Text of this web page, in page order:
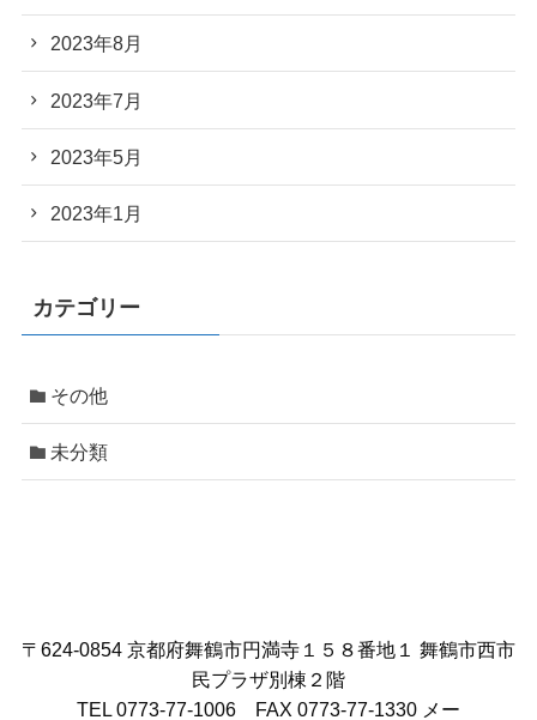
2023年8月
2023年7月
2023年5月
2023年1月
カテゴリー
その他
未分類
〒624-0854 京都府舞鶴市円満寺１５８番地１ 舞鶴市西市
民プラザ別棟２階
TEL 0773-77-1006 FAX 0773-77-1330 メー